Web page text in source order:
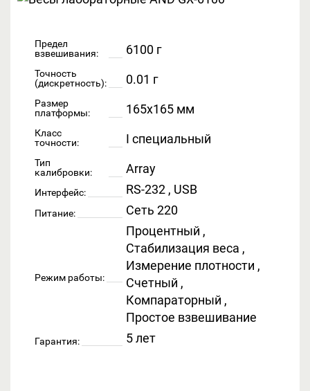
Предел
взвешивания:
6100 г
Точность
(дискретность):
0.01 г
Размер
платформы:
165x165 мм
Класс
точности:
I специальный
Тип
калибровки:
Array
Интерфейс: RS-232 , USB
Питание: Сеть 220
Режим работы:
Процентный ,
Стабилизация веса ,
Измерение плотности ,
Счетный ,
Компараторный ,
Простое взвешивание
Гарантия: 5 лет